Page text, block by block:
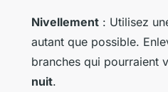
Nivellement : Utilisez
autant que possible.
branches qui pourraient
nuit.